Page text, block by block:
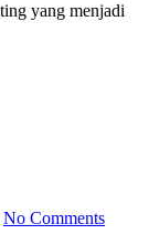
No Comments